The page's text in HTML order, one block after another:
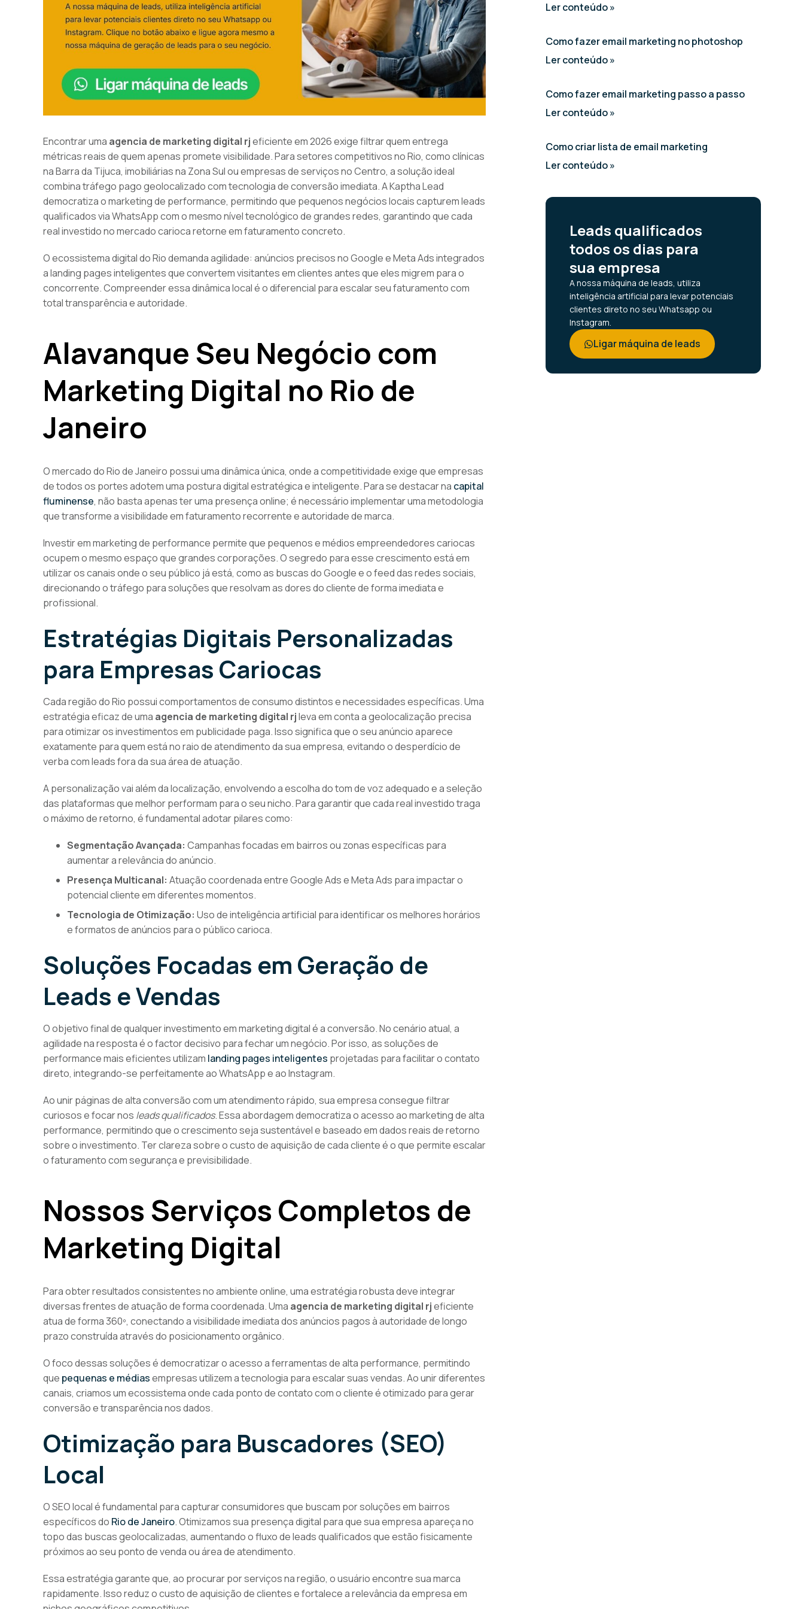
Encontrar uma agencia de marketing digital rjeficiente em 2026 exige filtrar quem entrega
métricas reais de quem apenas promete visibilidade. Para setores competitivos no Rio, como clínicas
na Barra da Tijuca, imobiliárias na Zona Sul ou empresas de serviços no Centro, a solução ideal
combina tráfego pago geolocalizado com tecnologia de conversão imediata. A Kaptha Lead
democratiza o marketing de performance, permitindo que pequenos negócios locais capturem leads
qualificados via WhatsApp com o mesmo nível tecnológico de grandes redes, garantindo que cada
real investido no mercado carioca retorne em faturamento concreto.
O ecossistema digital do Rio demanda agilidade: anúncios precisos no Google e Meta Ads integrados
a landing pages inteligentes que convertem visitantes em clientes antes que eles migrem para o
concorrente. Compreender essa dinâmica local é o diferencial para escalar seu faturamento com
total transparência e autoridade.
Alavanque Seu Negócio com
Marketing Digital no Rio de
Janeiro
O mercado do Rio de Janeiro possui uma dinâmica única, onde a competitividade exige que empresas
de todos os portes adotem uma postura digital estratégica e inteligente. Para se destacar na capital
fluminense, não basta apenas ter uma presença online; é necessário implementar uma metodologia
que transforme a visibilidade em faturamento recorrente e autoridade de marca.
Investir em marketing de performance permite que pequenos e médios empreendedores cariocas
ocupem o mesmo espaço que grandes corporações. O segredo para esse crescimento está em
utilizar os canais onde o seu público já está, como as buscas do Google e o feed das redes sociais,
direcionando o tráfego para soluções que resolvam as dores do cliente de forma imediata e
profissional.
Estratégias Digitais Personalizadas
para Empresas Cariocas
Cada região do Rio possui comportamentos de consumo distintos e necessidades específicas. Uma
estratégia eficaz de uma agencia de marketing digital rjleva em conta a geolocalização precisa
para otimizar os investimentos em publicidade paga. Isso significa que o seu anúncio aparece
exatamente para quem está no raio de atendimento da sua empresa, evitando o desperdício de
verba com leads fora da sua área de atuação.
A personalização vai além da localização, envolvendo a escolha do tom de voz adequado e a seleção
das plataformas que melhor performam para o seu nicho. Para garantir que cada real investido traga
o máximo de retorno, é fundamental adotar pilares como:
Segmentação Avançada: Campanhas focadas em bairros ou zonas específicas para
aumentar a relevância do anúncio.
Presença Multicanal: Atuação coordenada entre Google Ads e Meta Ads para impactar o
potencial cliente em diferentes momentos.
Tecnologia de Otimização: Uso de inteligência artificial para identificar os melhores horários
e formatos de anúncios para o público carioca.
Soluções Focadas em Geração de
Leads e Vendas
O objetivo final de qualquer investimento em marketing digital é a conversão. No cenário atual, a
agilidade na resposta é o factor decisivo para fechar um negócio. Por isso, as soluções de
performance mais eficientes utilizam landing pages inteligentes projetadas para facilitar o contato
direto, integrando-se perfeitamente ao WhatsApp e ao Instagram.
Ao unir páginas de alta conversão com um atendimento rápido, sua empresa consegue filtrar
curiosos e focar nos leads qualificados. Essa abordagem democratiza o acesso ao marketing de alta
performance, permitindo que o crescimento seja sustentável e baseado em dados reais de retorno
sobre o investimento. Ter clareza sobre o custo de aquisição de cada cliente é o que permite escalar
o faturamento com segurança e previsibilidade.
Nossos Serviços Completos de
Marketing Digital
Para obter resultados consistentes no ambiente online, uma estratégia robusta deve integrar
diversas frentes de atuação de forma coordenada. Uma agencia de marketing digital rjeficiente
atua de forma 360º, conectando a visibilidade imediata dos anúncios pagos à autoridade de longo
prazo construída através do posicionamento orgânico.
O foco dessas soluções é democratizar o acesso a ferramentas de alta performance, permitindo
que pequenas e médiasempresas utilizem a tecnologia para escalar suas vendas. Ao unir diferentes
canais, criamos um ecossistema onde cada ponto de contato com o cliente é otimizado para gerar
conversão e transparência nos dados.
Otimização para Buscadores (SEO)
Local
O SEO local é fundamental para capturar consumidores que buscam por soluções em bairros
específicos do Rio de Janeiro. Otimizamos sua presença digital para que sua empresa apareça no
topo das buscas geolocalizadas, aumentando o fluxo de leads qualificados que estão fisicamente
próximos ao seu ponto de venda ou área de atendimento.
Essa estratégia garante que, ao procurar por serviços na região, o usuário encontre sua marca
rapidamente. Isso reduz o custo de aquisição de clientes e fortalece a relevância da empresa em
Ler conteúdo »
Como fazer email marketing no photoshop
Ler conteúdo »
Como fazer email marketing passo a passo
Ler conteúdo »
Como criar lista de email marketing
Ler conteúdo »
Leads qualificados
todos os dias para
sua empresa
A nossa máquina de leads, utiliza
inteligência artificial para levar potenciais
clientes direto no seu Whatsapp ou
Instagram.
Ligar máquina de leads